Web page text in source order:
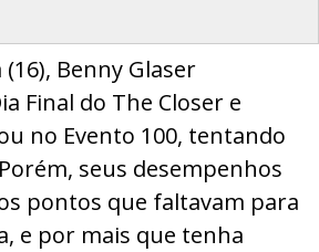
Benny Glaser
Final do The Closer e
no Evento 100, tentando
seus desempenhos
pontos que faltavam para
e por mais que tenha